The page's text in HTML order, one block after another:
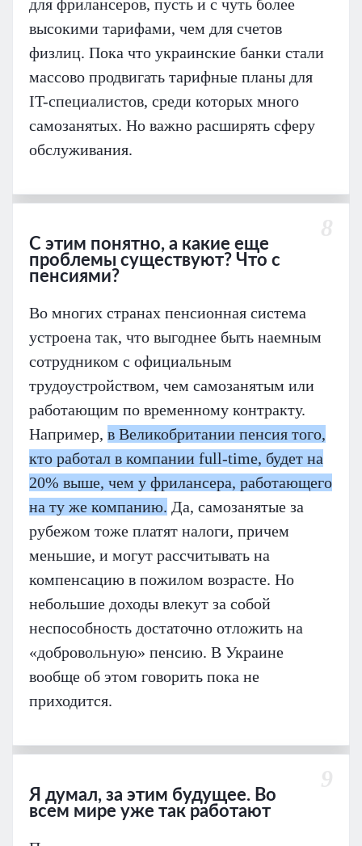
для фрилансеров, пусть и с чуть более
высокими тарифами, чем для счетов
физлиц. Пока что украинские банки стали
массово продвигать тарифные планы для
IT-специалистов, среди которых много
самозанятых. Но важно расширять сферу
обслуживания.
С этим понятно, а какие еще
проблемы существуют? Что с
пенсиями?
Во многих странах пенсионная система
устроена так, что выгоднее быть наемным
сотрудником с официальным
трудоустройством, чем самозанятым или
работающим по временному контракту.
Например, в Великобритании пенсия того,
кто работал в компании full-time, будет на
20% выше, чем у фрилансера, работающего
на ту же компанию. Да, самозанятые за
рубежом тоже платят налоги, причем
меньшие, и могут рассчитывать на
компенсацию в пожилом возрасте. Но
небольшие доходы влекут за собой
неспособность достаточно отложить на
«добровольную» пенсию. В Украине
вообще об этом говорить пока не
приходится.
Я думал, за этим будущее. Во
всем мире уже так работают